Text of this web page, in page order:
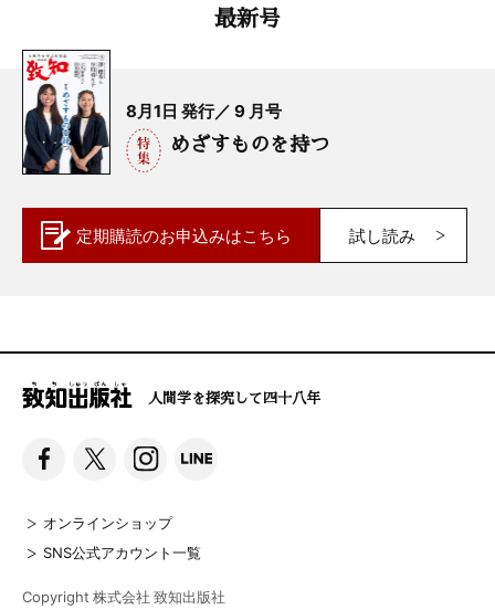
最新号
8月1日 発行／ 9 月号
めざすものを持つ
定期購読のお申込みはこちら 試し読み
人間学を探究して四十八年
オンラインショップ
SNS公式アカウント一覧
Copyright 株式会社 致知出版社